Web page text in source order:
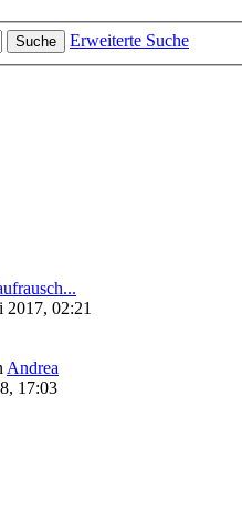
Suche
Erweiterte Suche
2017, 02:21
Andrea
17:03